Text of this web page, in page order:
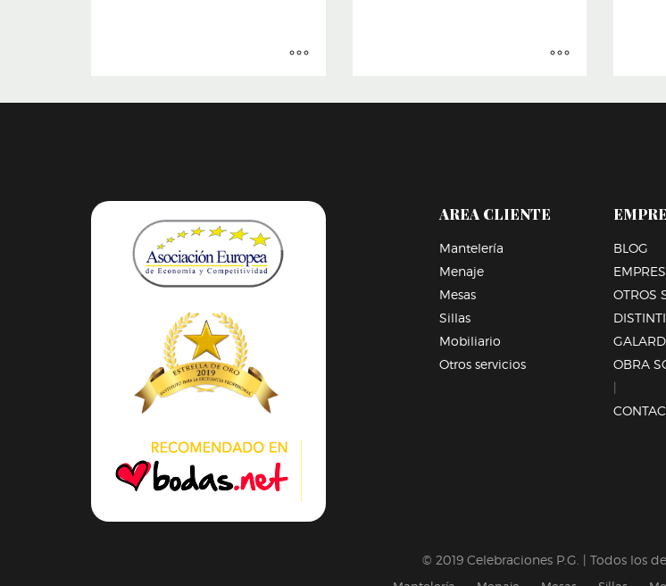
AREA CLIENTE
Mantelería
Menaje
Mesas
Sillas
Mobiliario
Otros servicios
BLOG
OTROS
OBRA
|
© 2019 Celebraciones P.G. | Todos los